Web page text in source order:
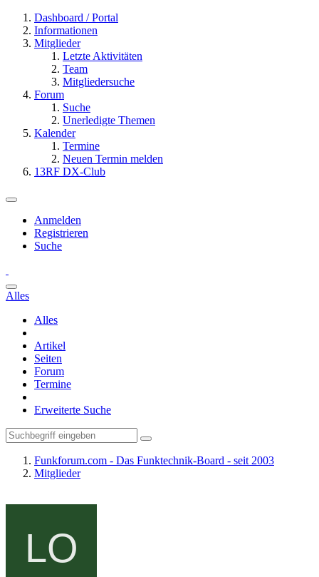
Dashboard / Portal
Informationen
Mitglieder
Letzte Aktivitäten
Team
Mitgliedersuche
Forum
Suche
Unerledigte Themen
Kalender
Termine
Neuen Termin melden
13RF DX-Club
Anmelden
Registrieren
Suche
Alles
Alles
Artikel
Seiten
Forum
Termine
Erweiterte Suche
Funkforum.com - Das Funktechnik-Board - seit 2003
Mitglieder